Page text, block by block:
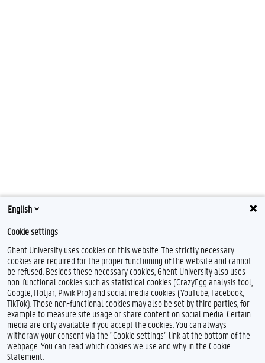
English
Cookie settings
Ghent University uses cookies on this website. The strictly necessary
cookies are required for the proper functioning of the website and cannot
be refused. Besides these necessary cookies, Ghent University also uses
non-functional cookies such as statistical cookies (CrazyEgg analysis tool,
Google, Hotjar, Piwik Pro) and social media cookies (YouTube, Facebook,
TikTok). Those non-functional cookies may also be set by third parties, for
example to measure site usage or share content on social media. Certain
media are only available if you accept the cookies. You can always
withdraw your consent via the "Cookie settings" link at the bottom of the
webpage. You can read which cookies we use and why in the Cookie
Statement.